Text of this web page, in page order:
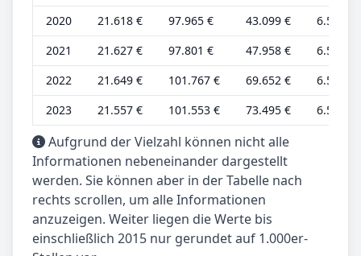
2020
21.618 € 97.965 € 43.099 €
6.551 €
2021
21.627 € 97.801 € 47.958 €
6.554 €
2022
21.649 € 101.767 € 69.652 €
6.560 €
2023
21.557 € 101.553 € 73.495 € 6.532 €
Aufgrund der Vielzahl können nicht alle
Informationen nebeneinander dargestellt
werden. Sie können aber in der Tabelle nach
rechts scrollen, um alle Informationen
anzuzeigen. Weiter liegen die Werte bis
einschließlich 2015 nur gerundet auf 1.000er-